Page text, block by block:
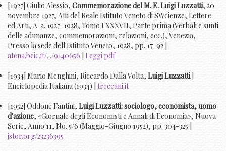
[1927] Giulio Alessio, Commemorazione del M. E. Luigi Luzzatti, 20
novembre 1927, Atti del Reale Istituto Veneto di SWcienze, Lettere
ed Arti, A. a. 1927-1928, Tomo LXXXVII, Parte prima (Verbali e sunti
delle adunanze, commemorazioni, relazioni, ecc.), Venezia,
Presso la sede dell'Istituto Veneto, 1928, pp. 17-92 |
atena.beic.it/.../9140656 Leggi pdf
[1934] Mario Menghini, Riccardo Dalla Volta, Luigi Luzzatti|
Enciclopedia Italiana (1934) | treccani.it
[1952] Oddone Fantini, Luigi Luzzatti: sociologo, economista, uomo
d'azione, «Giornale degli Economisti e Annali di Economia», Nuova
Serie, Anno 11, No. 5/6 (Maggio-Giugno 1952), pp. 304-325 |
jstor.org/23236395